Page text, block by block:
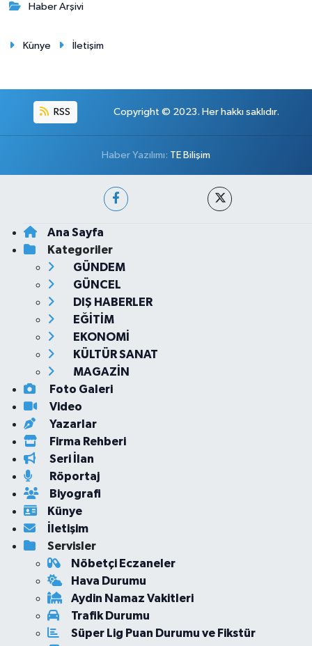
Haber Arşivi
Künye İletişim
RSS Copyright © 2023. Her hakkı saklıdır.
Haber Yazılımı: TE Bilişim
Ana Sayfa
Kategoriler
GÜNDEM
GÜNCEL
DIŞ HABERLER
EĞİTİM
EKONOMİ
KÜLTÜR SANAT
MAGAZİN
Foto Galeri
Video
Yazarlar
Firma Rehberi
Seri İlan
Röportaj
Biyografi
Künye
İletişim
Servisler
Nöbetçi Eczaneler
Hava Durumu
Aydin Namaz Vakitleri
Trafik Durumu
Süper Lig Puan Durumu ve Fikstür